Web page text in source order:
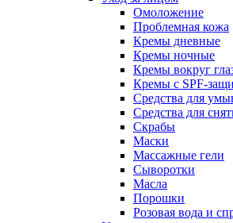
Омоложение
Проблемная кожа
Кремы дневные
Кремы ночные
Кремы вокруг
Кремы с SPF-
Средства для
Средства для
Скрабы
Маски
Массажные гели
Сыворотки
Масла
Порошки
Розовая вода и